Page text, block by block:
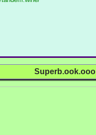
Superb.ook.ooo